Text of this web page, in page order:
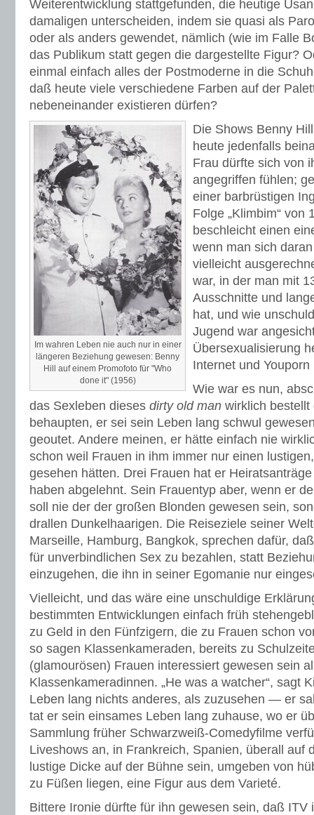
Weiterentwicklung stattgefunden, die heutige
damaligen unterscheiden, indem sie quasi als
oder als anders gewendet, nämlich (wie im Falle
das Publikum statt gegen die dargestellte Figur?
einmal einfach alles der Postmoderne in die
daß heute viele verschiedene Farben auf der
nebeneinander existieren dürfen?
Im wahren Leben nie auch nur in einer
längeren Beziehung gewesen: Benny
Hill auf einem Promofoto für "Who
done it" (1956)
Die Shows Benny
heute jedenfalls
Frau dürfte sich von
angegriffen fühlen;
einer barbrüstigen
Folge „Klimbim“ von
beschleicht einen
wenn man sich
vielleicht
war, in der man mit
Ausschnitte und
hat, und wie
Jugend war
Übersexualisierung
Internet und
Wie war es nun,
das Sexleben dieses dirty old man wirklich bestellt
behaupten, er sei sein Leben lang schwul
geoutet. Andere meinen, er hätte einfach nie
schon weil Frauen in ihm immer nur einen
gesehen hätten. Drei Frauen hat er
haben abgelehnt. Sein Frauentyp aber, wenn er
soll nie der der großen Blonden gewesen sein,
drallen Dunkelhaarigen. Die Reiseziele seiner
Marseille, Hamburg, Bangkok, sprechen dafür,
für unverbindlichen Sex zu bezahlen, statt
einzugehen, die ihn in seiner Egomanie nur
Vielleicht, und das wäre eine unschuldige
bestimmten Entwicklungen einfach früh
zu Geld in den Fünfzigern, die zu Frauen schon
so sagen Klassenkameraden, bereits zu
(glamourösen) Frauen interessiert gewesen sein
Klassenkameradinnen. „He was a watcher“, sagt
Leben lang nichts anderes, als zuzusehen — er
tat er sein einsames Leben lang zuhause, wo er
Sammlung früher Schwarzweiß-Comedyfilme
Liveshows an, in Frankreich, Spanien, überall auf
lustige Dicke auf der Bühne sein, umgeben von
zu Füßen liegen, eine Figur aus dem Varieté.
Bittere Ironie dürfte für ihn gewesen sein, daß ITV